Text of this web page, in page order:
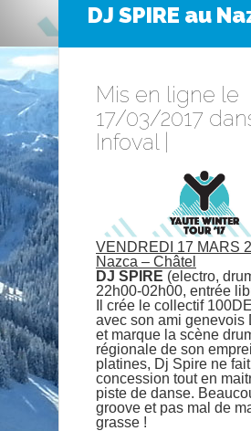
DJ SPIRE au
Mis en ligne le
17/03/2017
Infoval
VENDREDI 17 MARS
Nazca – Châtel
DJ SPIRE (electro,
22h00-02h00, entrée
Il crée le collectif
avec son ami genevois
et marque la scène
régionale de son
platines, Dj Spire ne
concession tout en
piste de danse.
groove et pas mal de
grasse !